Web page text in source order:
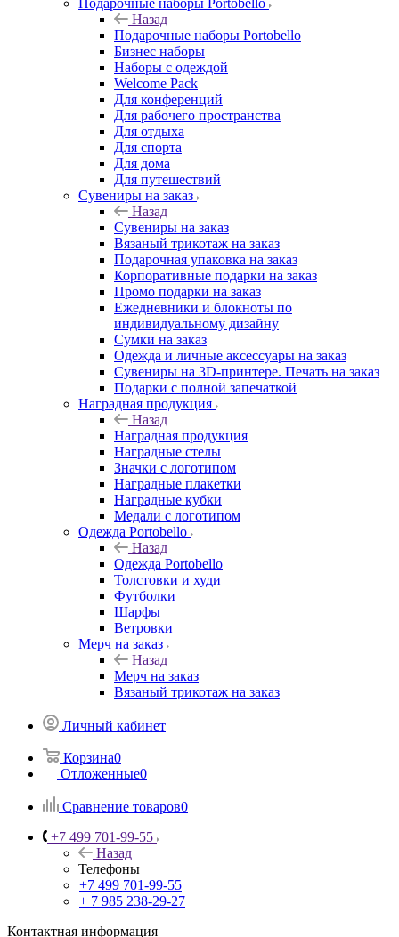
Подарочные наборы Portobello
Назад
Подарочные наборы Portobello
Бизнес наборы
Наборы с одеждой
Welcome Pack
Для конференций
Для рабочего пространства
Для отдыха
Для спорта
Для дома
Для путешествий
Сувениры на заказ
Назад
Сувениры на заказ
Вязаный трикотаж на заказ
Подарочная упаковка на заказ
Корпоративные подарки на заказ
Промо подарки на заказ
Ежедневники и блокноты по
индивидуальному дизайну
Сумки на заказ
Одежда и личные аксессуары на заказ
Сувениры на 3D-принтере. Печать на заказ
Подарки с полной запечаткой
Наградная продукция
Назад
Наградная продукция
Наградные стелы
Значки с логотипом
Наградные плакетки
Наградные кубки
Медали с логотипом
Одежда Portobello
Назад
Одежда Portobello
Толстовки и худи
Футболки
Шарфы
Ветровки
Мерч на заказ
Назад
Мерч на заказ
Вязаный трикотаж на заказ
Личный кабинет
Корзина0
Отложенные0
Сравнение товаров0
+7 499 701-99-55
Назад
Телефоны
+7 499 701-99-55
+ 7 985 238-29-27
Контактная информация